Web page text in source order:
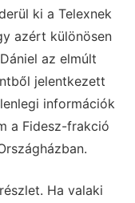
ki a Telexnek
azért különösen
az elmúlt
jelentkezett
információk
a Fidesz-frakció
Ha valaki